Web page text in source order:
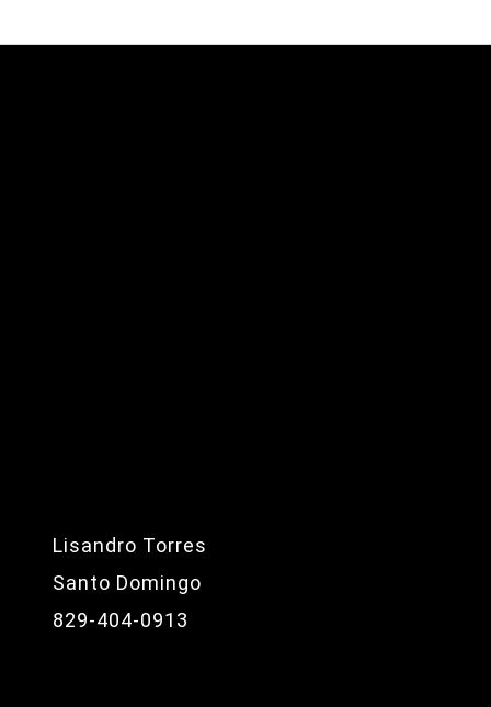
Lisandro Torres
Santo Domingo
829-404-0913